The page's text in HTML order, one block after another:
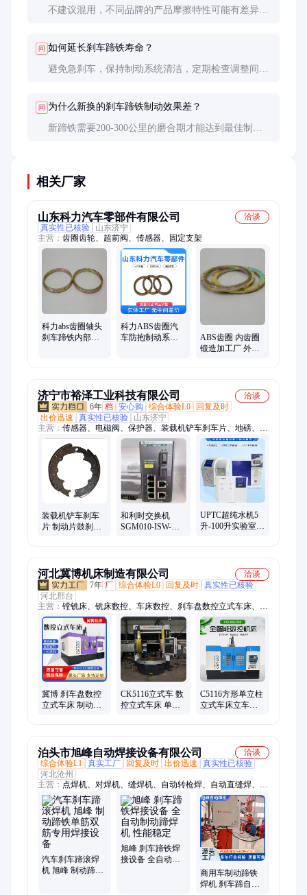
不建议混用，不同品牌的产品摩擦特性可能有差异，
问 如何延长刹车蹄铁寿命？
避免急刹车，保持制动系统清洁，定期检查调整间
问 为什么新换的刹车蹄铁制动效果差？
新蹄铁需要200-300公里的磨合期才能达到最佳制动
相关厂家
山东科力汽车零部件有限公司
洽谈
真实性已核验
山东济宁
主营： 齿圈齿轮、超前阀、传感器、固定支架
科力abs齿圈轴头
刹车蹄铁内部滚
科力ABS齿圈汽
车防抱制动系统
ABS齿圈 内齿圈
锻造加工厂 外齿
济宁市裕泽工业科技有限公司
洽谈
6年 档 安心购 综合体验L0
回复及时
出价迅速
真实性已核验
山东济宁
主营： 传感器、电磁阀、保护器、装载机铲车刹车片、地磅、电
动脚手架、装载机电子秤、机械抓手、砌筑升降平台、光伏板升
降机、内撑吊具、混凝土振动棒、打标机、研磨机、裁切机、平
移门电机、超市防盗门、磨片磨头、滑移机、消防机器人、农业
打药机、履带底盘、消防器材
装载机铲车刹车
片 制动片鼓刹油
和利时交换机
SGM010-ISW-
UPTC超纯水机5
升-100升实验室用
河北冀博机床制造有限公司
洽谈
7年 厂 综合体验L0 回复及时 真实性已核验
河北邢台
主营： 镗铣床、铣床数控、车床数控、刹车盘数控立式车床、数
控立车、立式车床、单柱立车、端面铣床、双柱立车、高精度车
床、数控高速立车、单柱高速立车、高速精密立车、数控精密立
车
冀博 刹车盘数控
立式车床 制动鼓
CK5116立式车 数
控立式车床 单柱
C5116方形单立柱
立式车床立车可
泊头市旭峰自动焊接设备有限公司
洽谈
综合体验L1 真实工厂 回复及时 出价迅速
真实性已核验
河北沧州
主营： 点焊机、对焊机、缝焊机、自动转枪焊、自动直缝焊、除
尘骨架焊机
汽车刹车蹄滚焊
机 旭峰 制动蹄铁
旭峰 刹车蹄铁焊
接设备 全自动制
商用车制动蹄铁
焊机 刹车蹄自动